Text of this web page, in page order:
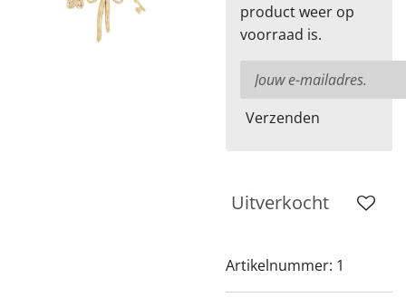
product weer op
voorraad is.
Verzenden
Uitverkocht
Artikelnummer: 1